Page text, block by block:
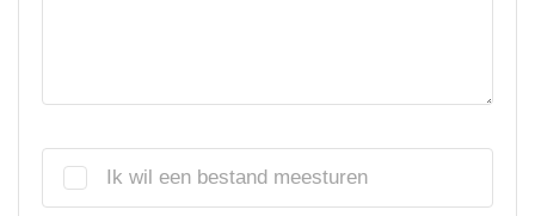
Ik wil een bestand meesturen